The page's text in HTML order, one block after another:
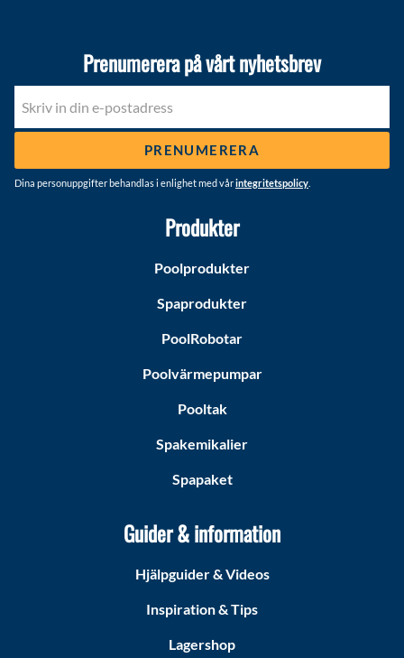
Prenumerera på vårt nyhetsbrev
PRENUMERERA
Dina personuppgifter behandlas i enlighet med vårintegritetspolicy
Produkter
Poolprodukter
Spaprodukter
PoolRobotar
Poolvärmepumpar
Pooltak
Spakemikalier
Spapaket
Guider & information
Hjälpguider & Videos
Inspiration & Tips
Lagershop